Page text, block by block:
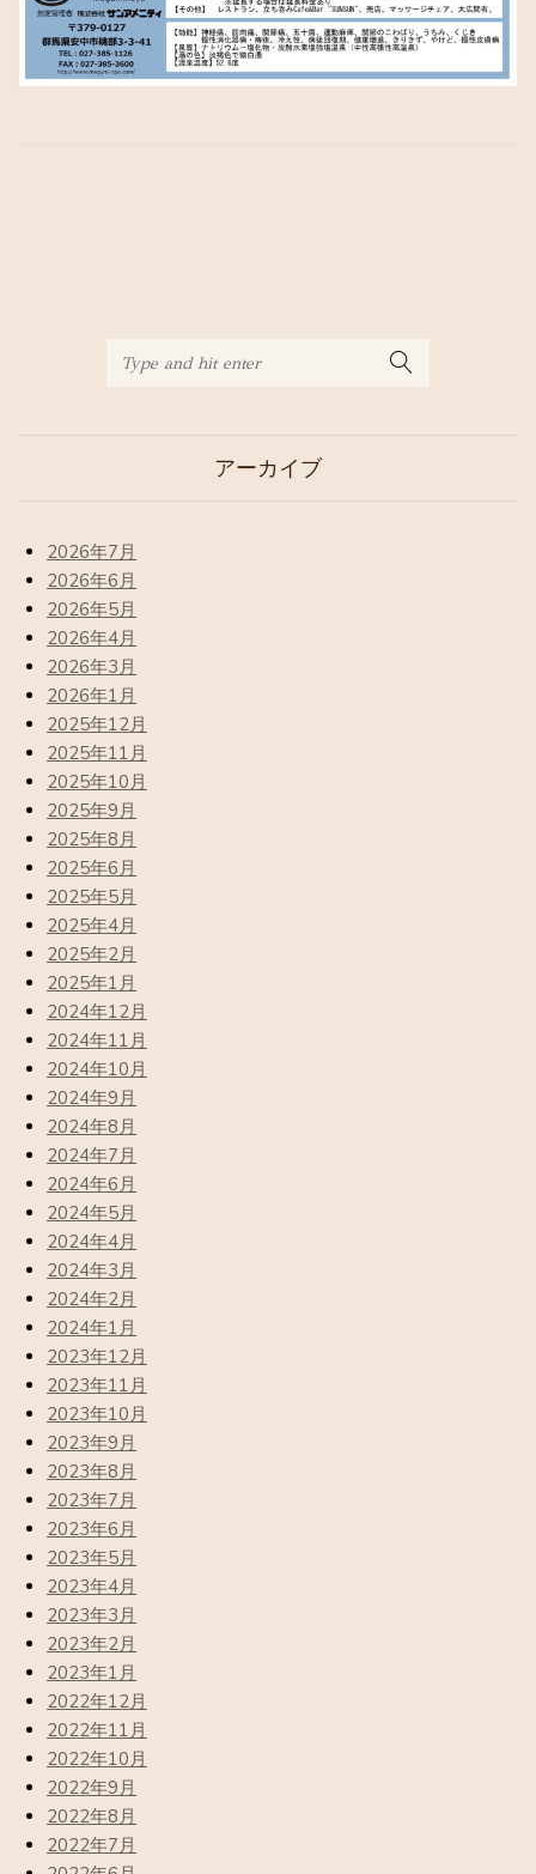
アーカイブ
2026年7月
2026年6月
2026年5月
2026年4月
2026年3月
2026年1月
2025年12月
2025年11月
2025年10月
2025年9月
2025年8月
2025年6月
2025年5月
2025年4月
2025年2月
2025年1月
2024年12月
2024年11月
2024年10月
2024年9月
2024年8月
2024年7月
2024年6月
2024年5月
2024年4月
2024年3月
2024年2月
2024年1月
2023年12月
2023年11月
2023年10月
2023年9月
2023年8月
2023年7月
2023年6月
2023年5月
2023年4月
2023年3月
2023年2月
2023年1月
2022年12月
2022年11月
2022年10月
2022年9月
2022年8月
2022年7月